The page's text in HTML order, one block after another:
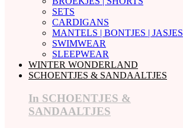
SETS
CARDIGANS
MANTELS | BONTJES | JASJES
SWIMWEAR
SLEEPWEAR
WINTER WONDERLAND
SCHOENTJES & SANDAALTJES
In SCHOENTJES &
SANDAALTJES